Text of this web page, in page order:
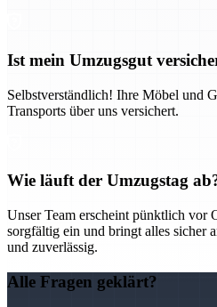
Ist mein Umzugsgut
Selbstverständlich! Ihre Möbel und
Transports über uns versichert.
Wie läuft der Umzugstag
Unser Team erscheint pünktlich vor
sorgfältig ein und bringt alles sicher
und zuverlässig.
Alle Fragen geklärt?